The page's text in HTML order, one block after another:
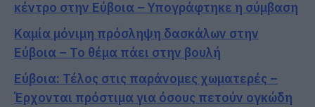
κέντρο στην Εύβοια – Υπογράφτηκε η σύμβαση
Καμία μόνιμη πρόσληψη δασκάλων στην
Εύβοια – Το θέμα πάει στην βουλή
Εύβοια: Τέλος στις παράνομες χωματερές –
Έρχονται πρόστιμα για όσους πετούν ογκώδη